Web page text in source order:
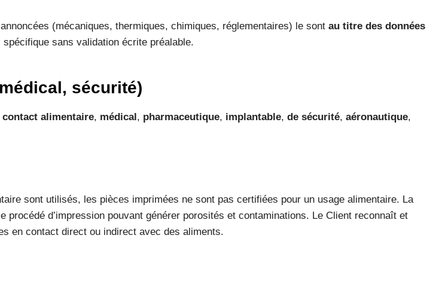
(mécaniques, thermiques, chimiques, réglementaires) le sont au titre des données
sans validation écrite préalable.
sécurité)
contact alimentaire, médical, pharmaceutique, implantable, de sécurité, aéronautique,
sont utilisés, les pièces imprimées ne sont pas certifiées pour un usage alimentaire. La
d’impression pouvant générer porosités et contaminations. Le Client reconnaît et
en contact direct ou indirect avec des aliments.